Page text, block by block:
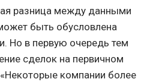
разница между данными
быть обусловлена
Но в первую очередь тем
сделок на первичном
компании более